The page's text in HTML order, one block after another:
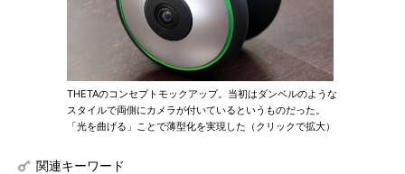
THETAのコンセプトモックアップ。当初はダンベルのような
スタイルで両側にカメラが付いているというものだった。
「光を曲げる」ことで薄型化を実現した（クリックで拡大）
関連キーワード